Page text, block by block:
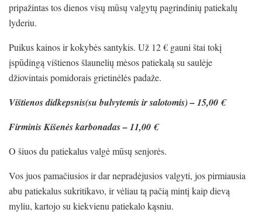
pripažintas tos dienos visų mūsų valgytų pagrindinių patiekalų
lyderiu.
Puikus kainos ir kokybės santykis. Už 12 € gauni štai tokį
įspūdingą vištienos šlaunelių mėsos patiekalą su saulėje
džiovintais pomidorais grietinėlės padaže.
Vištienos didkepsnis(su bulvytemis ir salotomis) – 15,00 €
Firminis Kišenės karbonadas – 11,00 €
O šiuos du patiekalus valgė mūsų senjorės.
Vos juos pamačiusios ir dar nepradėjusios valgyti, jos pirmiausia
abu patiekalus sukritikavo, ir vėliau tą pačią mintį kaip dievą
myliu, kartojo su kiekvienu patiekalo kąsniu.